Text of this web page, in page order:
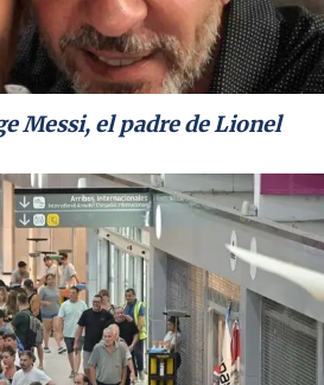
Messi, el padre de Lionel